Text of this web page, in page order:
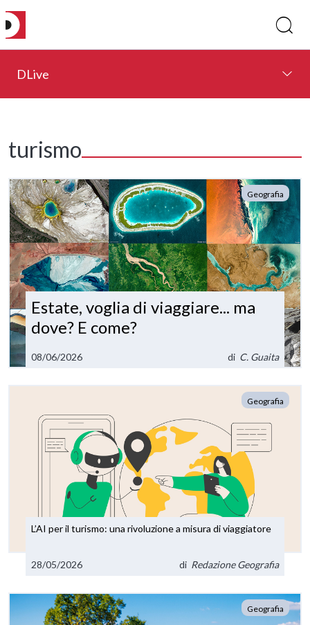
DLive
turismo
Geografia
Estate, voglia di viaggiare... ma
dove? E come?
08/06/2026 di C. Guaita
Geografia
L’AI per il turismo: una rivoluzione a misura di viaggiatore
28/05/2026 di Redazione Geografia
Geografia